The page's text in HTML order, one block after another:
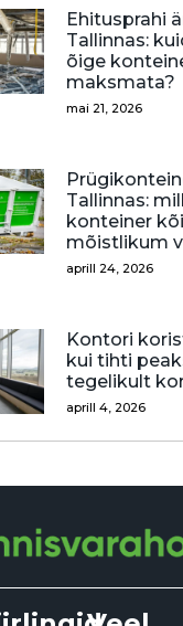
Ehitusprahi
Tallinnas:
õige
maksmata?
mai 21, 2026
Tallinnas:
konteiner
mõistlikum
aprill 24, 2026
Kontori
kui tihti
tegelikult
aprill 4, 2026